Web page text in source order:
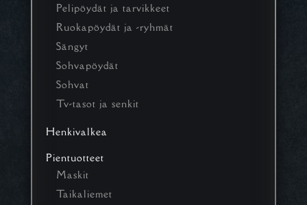
Pelipöydät ja tarvikkeet
Ruokapöydät ja -ryhmät
Sängyt
Sohvapöydät
Sohvat
Tv-tasot ja senkit
Henkivalkea
Pientuotteet
Maskit
Taikaliemet